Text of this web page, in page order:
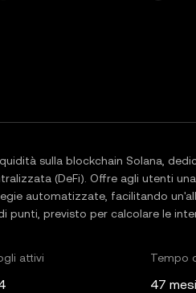
sulla blockchain Solana,
(DeFi). Offre agli utenti
automatizzate, facilitando
punti, previsto per calcolare le
attivi Tempo
47 mesi